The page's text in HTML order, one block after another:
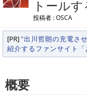
トール
投稿者 : OSCA
[PR]"出川哲朗の充電さ
紹介するファンサイト「
概要